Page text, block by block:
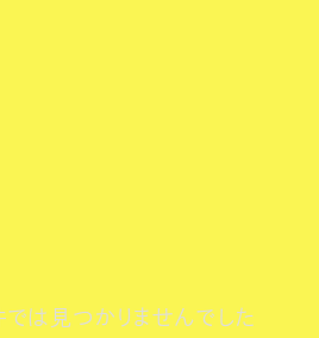
は見つかりませんでした